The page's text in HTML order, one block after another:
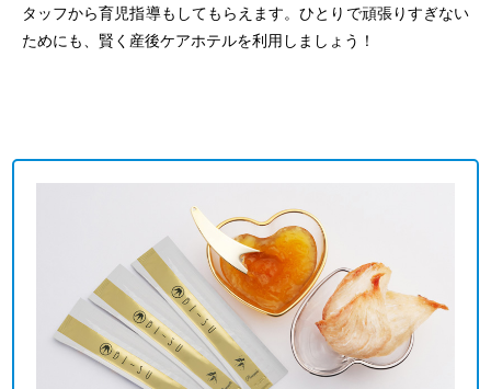
タッフから育児指導もしてもらえます。ひとりで頑張りすぎない
ためにも、賢く産後ケアホテルを利用しましょう！